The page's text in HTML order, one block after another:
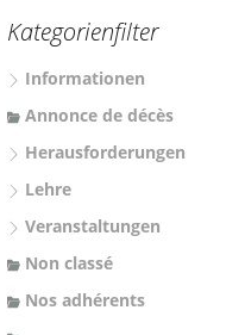
n
a
c
:
Kategorienfilter
Informationen
Annonce de décès
Herausforderungen
Lehre
Veranstaltungen
Non classé
Nos adhérents